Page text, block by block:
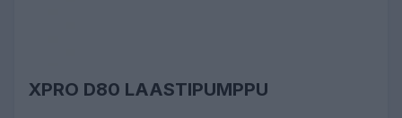
XPRO D80 LAASTIPUMPPU